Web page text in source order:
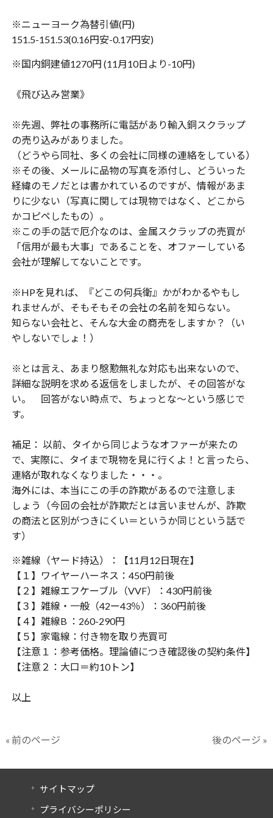
※ニューヨーク為替引値(円)
151.5-151.53(0.16円安-0.17円安)
※国内銅建値1270円 (11月10日より-10円)
《飛び込み営業》
※先週、弊社の事務所に電話があり輸入銅スクラップ
の売り込みがありました。
（どうやら同社、多くの会社に同様の連絡をしている）
※その後、メールに品物の写真を添付し、どういった
経緯のモノだとは書かれているのですが、情報があま
りに少ない（写真に関しては現物ではなく、どこから
かコピペしたもの）。
※この手の話で厄介なのは、金属スクラップの売買が
「信用が最も大事」であることを、オファーしている
会社が理解してないことです。
※HPを見れば、『どこの何兵衛』かがわかるやもし
れませんが、そもそもその会社の名前を知らない。
知らない会社と、そんな大金の商売をしますか？（い
やしないでしょ！）
※とは言え、あまり慇懃無礼な対応も出来ないので、
詳細な説明を求める返信をしましたが、その回答がな
い。 回答がない時点で、ちょっとな～という感じで
す。
補足： 以前、タイから同じようなオファーが来たの
で、実際に、タイまで現物を見に行くよ！と言ったら、
連絡が取れなくなりました・・・。
海外には、本当にこの手の詐欺があるので注意しま
しょう（今回の会社が詐欺だとは言いませんが、詐欺
の商法と区別がつきにくい＝というか同じという話で
す）
※雑線（ヤード持込）：【11月12日現在】
【１】ワイヤーハーネス：450円前後
【２】雑線エフケーブル（VVF）：430円前後
【３】雑線・一般（42ー43％）：360円前後
【４】雑線B ：260-290円
【５】家電線：付き物を取り売買可
【注意１：参考価格。理論値につき確認後の契約条件】
【注意２：大口＝約10トン】
以上
« 前のページ 後のページ »
サイトマップ
プライバシーポリシー